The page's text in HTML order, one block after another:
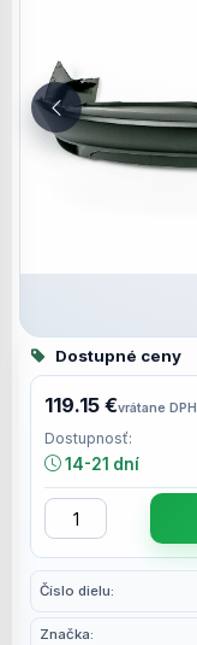
Číslo dielu:
Značka:
Dostupné ceny
119.15 €vrátane DPH
Dostupnosť:
14-21 dní